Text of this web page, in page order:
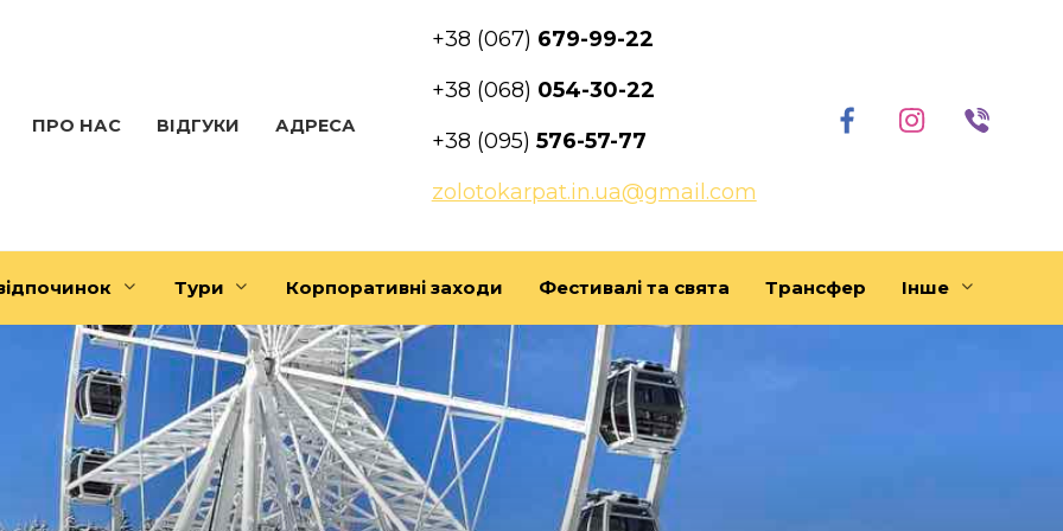
ПРО НАС ВІДГУКИ АДРЕСА
+38 (067) 679-99-22
+38 (068) 054-30-22
+38 (095) 576-57-77
zolotokarpat.in.ua@gmail.com
Тури Корпоративні заходи Фестивалі та свята Трансфер Інше